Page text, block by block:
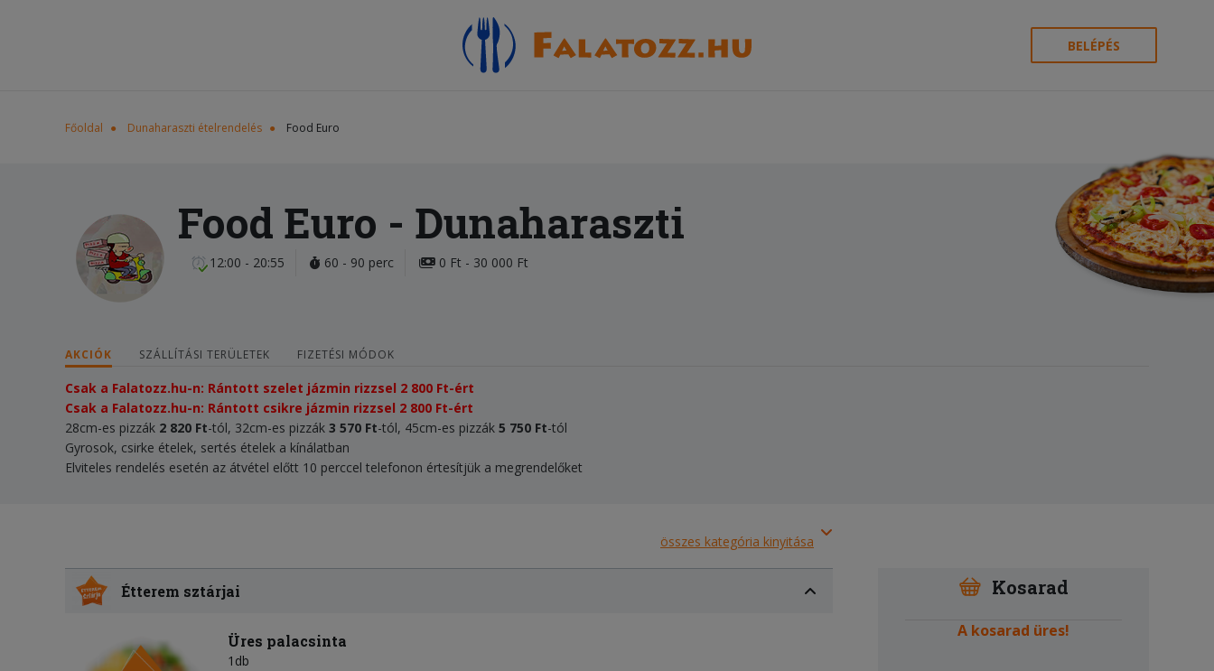
BELÉPÉS
Főoldal Dunaharaszti ételrendelés Food Euro
Food Euro - Dunaharaszti
12:00 - 20:55 60 - 90 perc 0 Ft - 30 000 Ft
AKCIÓK SZÁLLÍTÁSI TERÜLETEK FIZETÉSI MÓDOK
Csak a Falatozz.hu-n: Rántott szelet jázmin rizzsel 2 800 Ft-ért
Csak a Falatozz.hu-n: Rántott csikre jázmin rizzsel 2 800 Ft-ért
28cm-es pizzák 2 820 Ft-tól, 32cm-es pizzák 3 570 Ft-tól, 45cm-es pizzák 5 750 Ft-tól
Gyrosok, csirke ételek, sertés ételek a kínálatban
Elviteles rendelés esetén az átvétel előtt 10 perccel telefonon értesítjük a megrendelőket
összes kategória kinyitása
Étterem sztárjai
Üres palacsinta
1db
Kosarad
A kosarad üres!